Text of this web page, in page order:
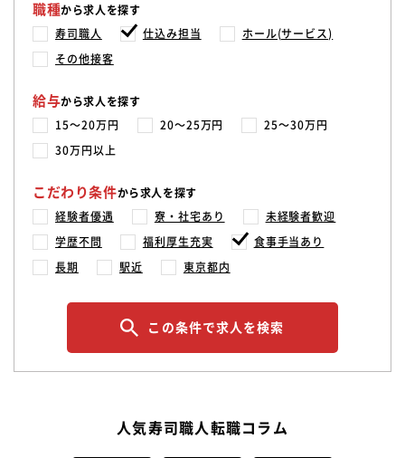
職種から求人を探す
寿司職人 仕込み担当 ホール(サービス)
その他接客
給与から求人を探す
15〜20万円 20〜25万円 25〜30万円
30万円以上
こだわり条件から求人を探す
経験者優遇 寮・社宅あり 未経験者歓迎
学歴不問 福利厚生充実 食事手当あり
長期 駅近 東京都内
この条件で求人を検索
人気寿司職人転職コラム